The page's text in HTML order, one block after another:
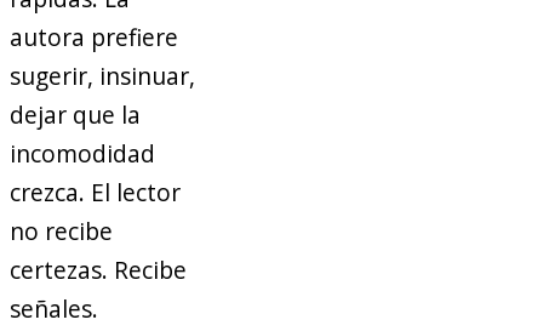
autora prefiere
sugerir, insinuar,
dejar que la
incomodidad
crezca. El lector
no recibe
certezas. Recibe
señales.